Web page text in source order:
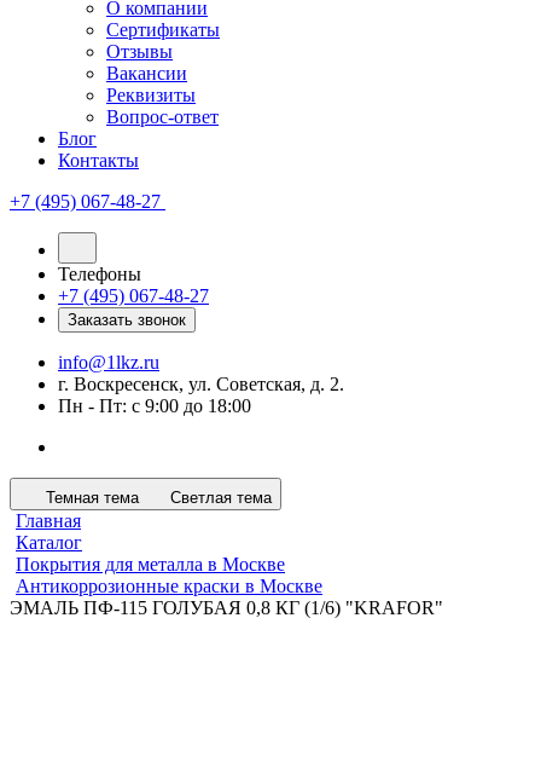
О компании
Сертификаты
Отзывы
Вакансии
Реквизиты
Вопрос-ответ
Блог
Контакты
+7 (495) 067-48-27
Телефоны
+7 (495) 067-48-27
Заказать звонок
info@1lkz.ru
г. Воскресенск, ул. Советская, д. 2.
Пн - Пт: с 9:00 до 18:00
Темная тема Светлая тема
Главная
Каталог
Покрытия для металла в Москве
Антикоррозионные краски в Москве
ЭМАЛЬ ПФ-115 ГОЛУБАЯ 0,8 КГ (1/6) "KRAFOR"